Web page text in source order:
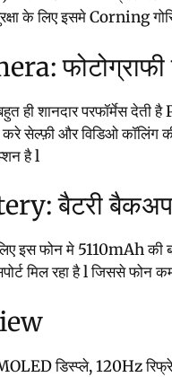
के लिए इसमे Corning
फोटोग्राफी
ही शानदार परफॉर्मेस
सेल्फ़ी और विडिओ कॉलिंग
है l
बैटरी बैकअप
इस फोन मे 5110mAh की
मिल रहा है l जिससे फोन
डिस्प्ले, 120Hz